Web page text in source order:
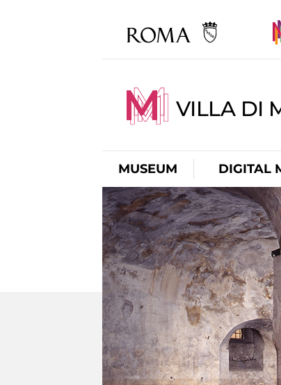
VILLA DI
MUSEUM DIGITAL